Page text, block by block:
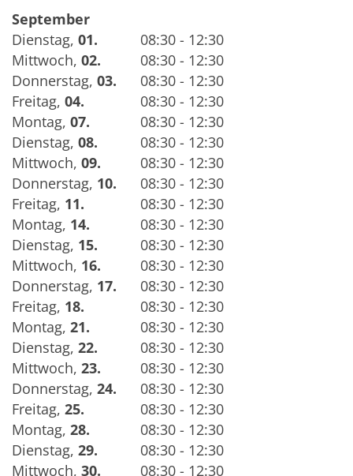
September
Dienstag, 01.
08:30 - 12:30
Mittwoch, 02.
08:30 - 12:30
Donnerstag, 03.
08:30 - 12:30
Freitag, 04.
08:30 - 12:30
Montag, 07.
08:30 - 12:30
Dienstag, 08.
08:30 - 12:30
Mittwoch, 09.
08:30 - 12:30
Donnerstag, 10.
08:30 - 12:30
Freitag, 11.
08:30 - 12:30
Montag, 14.
08:30 - 12:30
Dienstag, 15.
08:30 - 12:30
Mittwoch, 16.
08:30 - 12:30
Donnerstag, 17.
08:30 - 12:30
Freitag, 18.
08:30 - 12:30
Montag, 21.
08:30 - 12:30
Dienstag, 22.
08:30 - 12:30
Mittwoch, 23.
08:30 - 12:30
Donnerstag, 24.
08:30 - 12:30
Freitag, 25.
08:30 - 12:30
Montag, 28.
08:30 - 12:30
Dienstag, 29.
08:30 - 12:30
Mittwoch, 30. 08:30 - 12:30